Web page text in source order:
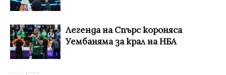
Легенда на Спърс короняса
Уембаняма за крал на НБА